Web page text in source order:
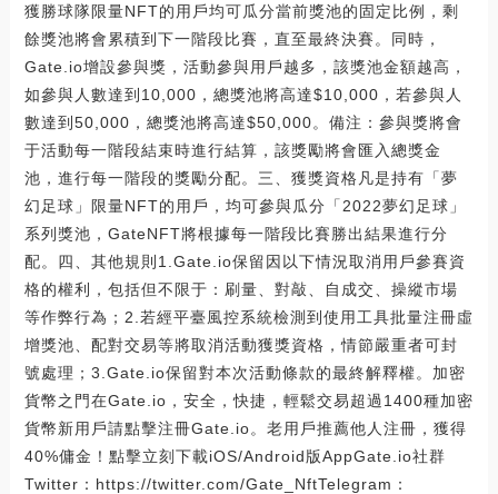
獲勝球隊限量NFT的用戶均可瓜分當前獎池的固定比例，剩
餘獎池將會累積到下一階段比賽，直至最終決賽。同時，
Gate.io增設參與獎，活動參與用戶越多，該獎池金額越高，
如參與人數達到10,000，總獎池將高達$10,000，若參與人
數達到50,000，總獎池將高達$50,000。備注：參與獎將會
于活動每一階段結束時進行結算，該獎勵將會匯入總獎金
池，進行每一階段的獎勵分配。三、獲獎資格凡是持有「夢
幻足球」限量NFT的用戶，均可參與瓜分「2022夢幻足球」
系列獎池，GateNFT將根據每一階段比賽勝出結果進行分
配。四、其他規則1.Gate.io保留因以下情況取消用戶參賽資
格的權利，包括但不限于：刷量、對敲、自成交、操縱市場
等作弊行為；2.若經平臺風控系統檢測到使用工具批量注冊虛
增獎池、配對交易等將取消活動獲獎資格，情節嚴重者可封
號處理；3.Gate.io保留對本次活動條款的最終解釋權。加密
貨幣之門在Gate.io，安全，快捷，輕鬆交易超過1400種加密
貨幣新用戶請點擊注冊Gate.io。老用戶推薦他人注冊，獲得
40%傭金！點擊立刻下載iOS/Android版AppGate.io社群
Twitter：https://twitter.com/Gate_NftTelegram：